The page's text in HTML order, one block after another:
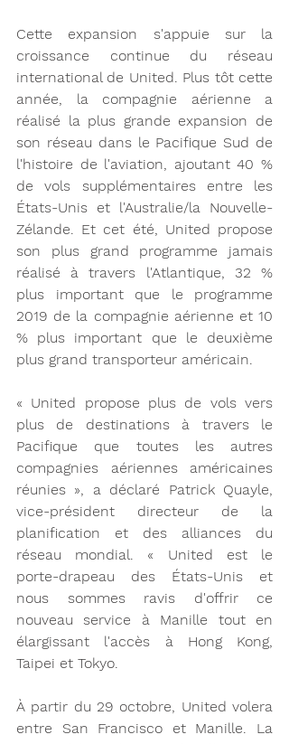
Cette expansion s'appuie sur la
croissance continue du réseau
international de United. Plus tôt cette
année, la compagnie aérienne a
réalisé la plus grande expansion de
son réseau dans le Pacifique Sud de
l'histoire de l'aviation, ajoutant 40 %
de vols supplémentaires entre les
États-Unis et l'Australie/la Nouvelle-
Zélande. Et cet été, United propose
son plus grand programme jamais
réalisé à travers l'Atlantique, 32 %
plus important que le programme
2019 de la compagnie aérienne et 10
% plus important que le deuxième
plus grand transporteur américain.
« United propose plus de vols vers
plus de destinations à travers le
Pacifique que toutes les autres
compagnies aériennes américaines
réunies », a déclaré Patrick Quayle,
vice-président directeur de la
planification et des alliances du
réseau mondial. « United est le
porte-drapeau des États-Unis et
nous sommes ravis d'offrir ce
nouveau service à Manille tout en
élargissant l'accès à Hong Kong,
Taipei et Tokyo.
À partir du 29 octobre, United volera
entre San Francisco et Manille. La